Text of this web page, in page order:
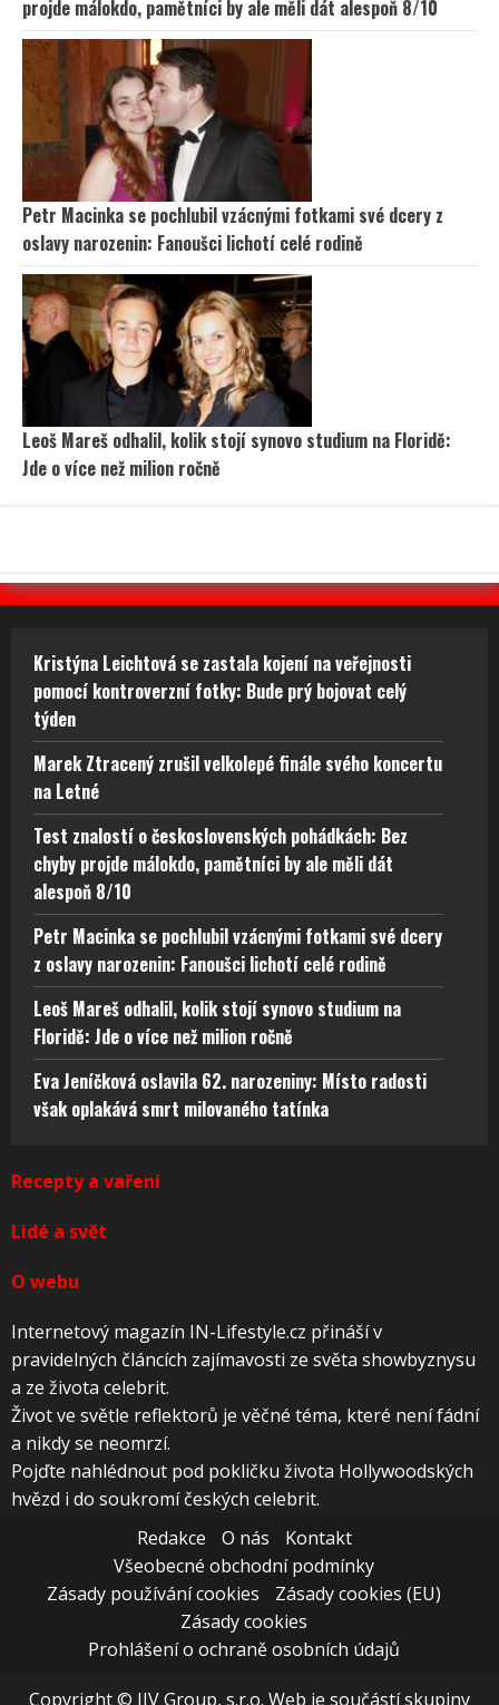
projde málokdo, pamětníci by ale měli dát alespoň 8/10
Petr Macinka se pochlubil vzácnými fotkami své dcery z
oslavy narozenin: Fanoušci lichotí celé rodině
Leoš Mareš odhalil, kolik stojí synovo studium na Floridě:
Jde o více než milion ročně
Kristýna Leichtová se zastala kojení na veřejnosti
pomocí kontroverzní fotky: Bude prý bojovat celý
týden
Marek Ztracený zrušil velkolepé finále svého koncertu
na Letné
Test znalostí o československých pohádkách: Bez
chyby projde málokdo, pamětníci by ale měli dát
alespoň 8/10
Petr Macinka se pochlubil vzácnými fotkami své dcery
z oslavy narozenin: Fanoušci lichotí celé rodině
Leoš Mareš odhalil, kolik stojí synovo studium na
Floridě: Jde o více než milion ročně
Eva Jeníčková oslavila 62. narozeniny: Místo radosti
však oplakává smrt milovaného tatínka
Recepty a vaření
Lidé a svět
O webu
Internetový magazín IN-Lifestyle.cz přináší v
pravidelných článcích zajímavosti ze světa showbyznysu
a ze života celebrit.
Život ve světle reflektorů je věčné téma, které není fádní
a nikdy se neomrzí.
Pojďte nahlédnout pod pokličku života Hollywoodských
hvězd i do soukromí českých celebrit.
Redakce
O nás
Kontakt
Všeobecné obchodní podmínky
Zásady používání cookies
Zásady cookies (EU)
Zásady cookies
Prohlášení o ochraně osobních údajů
Copyright © JJV Group, s.r.o. Web je součástí skupiny